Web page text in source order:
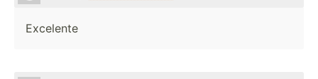
Excelente